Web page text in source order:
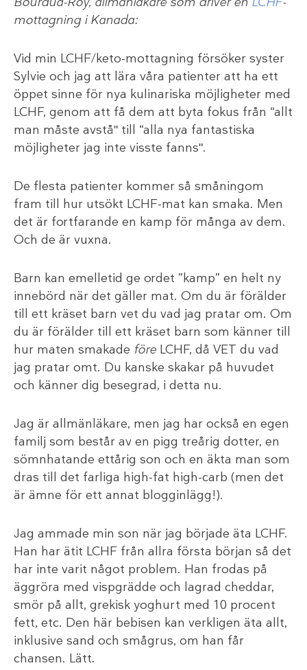
mottagning i Kanada:
Vid min LCHF/keto-mottagning försöker syster
Sylvie och jag att lära våra patienter att ha ett
öppet sinne för nya kulinariska möjligheter med
LCHF, genom att få dem att byta fokus från “allt
man måste avståʺ till “alla nya fantastiska
möjligheter jag inte visste fannsʺ.
De flesta patienter kommer så småningom
fram till hur utsökt LCHF-mat kan smaka. Men
det är fortfarande en kamp för många av dem.
Och de är vuxna.
Barn kan emelletid ge ordet ”kamp” en helt ny
innebörd när det gäller mat. Om du är förälder
till ett kräset barn vet du vad jag pratar om. Om
du är förälder till ett kräset barn som känner till
hur maten smakade före LCHF, då VET du vad
jag pratar omt. Du kanske skakar på huvudet
och känner dig besegrad, i detta nu.
Jag är allmänläkare, men jag har också en egen
familj som består av en pigg treårig dotter, en
sömnhatande ettårig son och en äkta man som
dras till det farliga high-fat high-carb (men det
är ämne för ett annat blogginlägg!).
Jag ammade min son när jag började äta LCHF.
Han har ätit LCHF från allra första början så det
har inte varit något problem. Han frodas på
äggröra med vispgrädde och lagrad cheddar,
smör på allt, grekisk yoghurt med 10 procent
fett, etc. Den här bebisen kan verkligen äta allt,
inklusive sand och smågrus, om han får
chansen. Lätt.